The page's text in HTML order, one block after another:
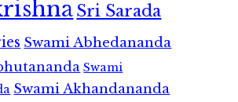
Sri Sarada
Swami Abhedananda
Swami
Swami Akhandananda